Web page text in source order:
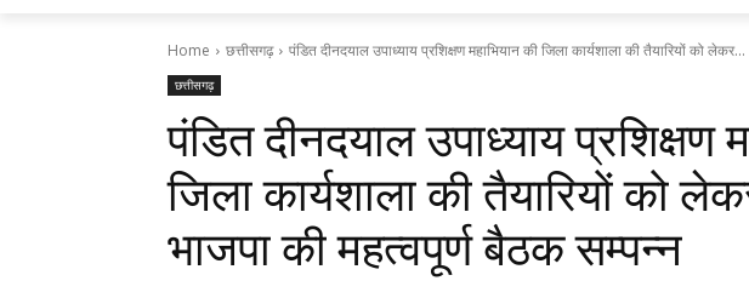
Home छत्तीसगढ़ पंडित दीनदयाल उपाध्याय प्रशिक्षण महाभियान की जिला कार्यशाला की तैयारियों को लेकर...
छत्तीसगढ़
पंडित दीनदयाल उपाध्याय प्रशिक्षण
जिला कार्यशाला की तैयारियों को
भाजपा की महत्वपूर्ण बैठक सम्पन्न